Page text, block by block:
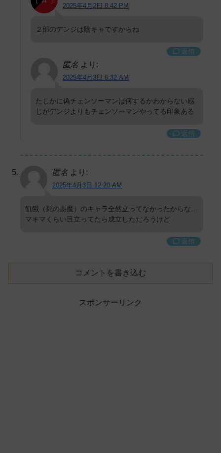
2025年4月2日 8:42 PM
２部のデンジは陰キャですからね
返信
匿名 より:
2025年4月3日 6:32 AM
たしかに偽チェンソーマンは何するかわからない感
じがデンジよりもチェンソーマンやってる印象ある
返信
匿名 より:
2025年4月3日 12:20 AM
飢餓（死の悪魔）のキャラ全然立ってなかったからな…
マキマくらい目立ってたら成立しただろうけど
返信
コメントを書き込む
スポンサーリンク